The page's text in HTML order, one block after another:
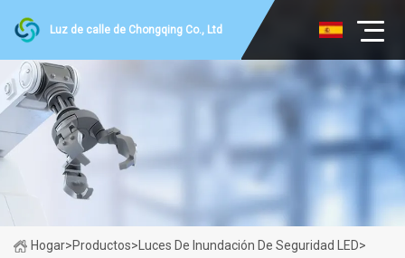
Luz de calle de Chongqing Co., Ltd
Hogar>Productos> Luces De Inundación De Seguridad LED>